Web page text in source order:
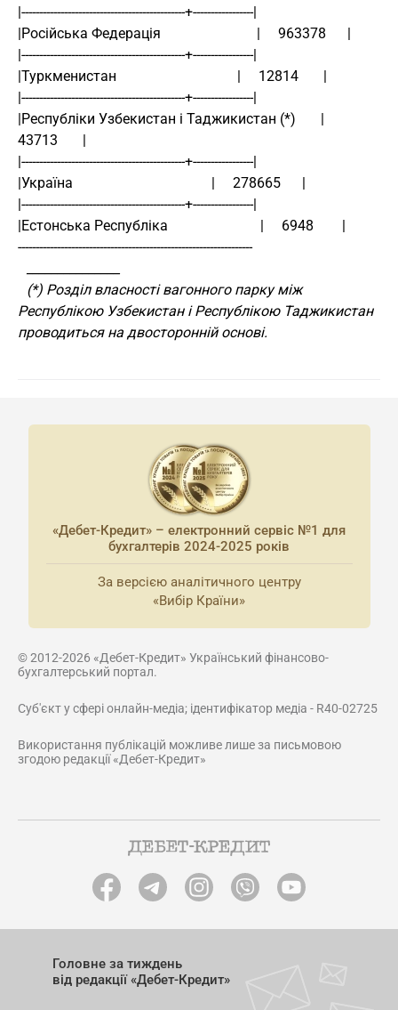
|----------------------------------------------+-----------------|
|Російська Федерація                           |     963378      |
|----------------------------------------------+-----------------|
|Туркменистан                                  |     12814       |
|----------------------------------------------+-----------------|
|Республіки Узбекистан і Таджикистан (*)       |
43713       |
|----------------------------------------------+-----------------|
|Україна                                       |     278665      |
|----------------------------------------------+-----------------|
|Естонська Республіка                          |     6948        |
------------------------------------------------------------------
(*) Розділ власності вагонного парку між
Республікою Узбекистан і Республікою Таджикистан
проводиться на двосторонній основі.
«Дебет-Кредит» – електронний сервіс №1 для
бухгалтерів 2024-2025 років
За версією аналітичного центру
«Вибір Країни»
© 2012-2026 «Дебет-Кредит» Український фінансово-
бухгалтерський портал.
Суб'єкт у сфері онлайн-медіа; ідентифікатор медіа - R40-02725
Використання публікацій можливе лише за письмовою
згодою редакції «Дебет-Кредит»
Головне за тиждень
від редакції «Дебет-Кредит»